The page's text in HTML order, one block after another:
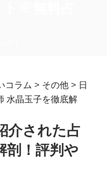
コラム > その他 > 日
水晶玉子を徹底解
介された占
剖！評判や